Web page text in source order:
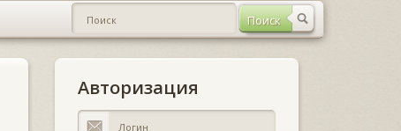
Авторизация